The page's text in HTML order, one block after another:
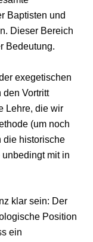
Baptisten und
Dieser Bereich
Bedeutung.
exegetischen
Vortritt
Lehre, die wir
(um noch
die historische
mit in
klar sein: Der
Position
ein